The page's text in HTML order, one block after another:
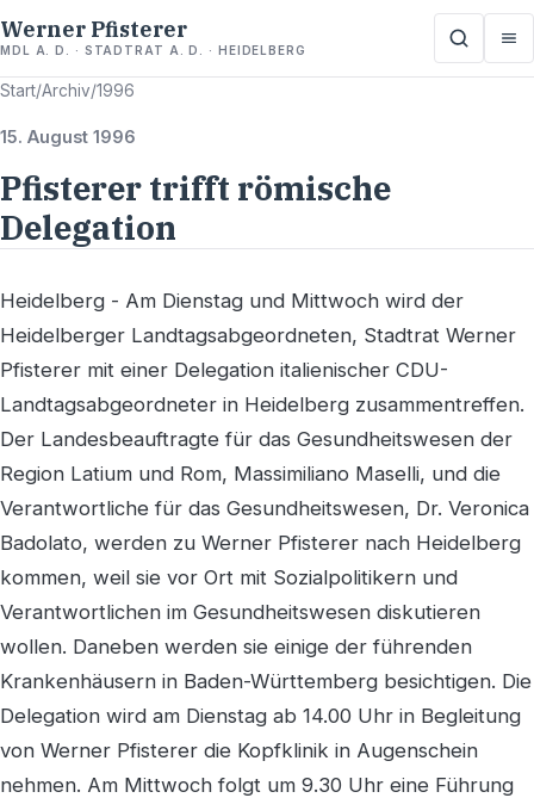
Werner Pfisterer
MDL A. D. · STADTRAT A. D. · HEIDELBERG
Start/Archiv/1996
15. August 1996
Pfisterer trifft römische
Delegation
Heidelberg - Am Dienstag und Mittwoch wird der
Heidelberger Landtagsabgeordneten, Stadtrat Werner
Pfisterer mit einer Delegation italienischer CDU-
Landtagsabgeordneter in Heidelberg zusammentreffen.
Der Landesbeauftragte für das Gesundheitswesen der
Region Latium und Rom, Massimiliano Maselli, und die
Verantwortliche für das Gesundheitswesen, Dr. Veronica
Badolato, werden zu Werner Pfisterer nach Heidelberg
kommen, weil sie vor Ort mit Sozialpolitikern und
Verantwortlichen im Gesundheitswesen diskutieren
wollen. Daneben werden sie einige der führenden
Krankenhäusern in Baden-Württemberg besichtigen. Die
Delegation wird am Dienstag ab 14.00 Uhr in Begleitung
von Werner Pfisterer die Kopfklinik in Augenschein
nehmen. Am Mittwoch folgt um 9.30 Uhr eine Führung